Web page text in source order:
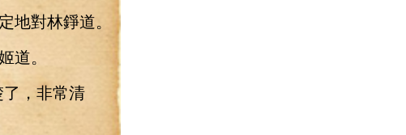
對林錚道。
。
，非常清